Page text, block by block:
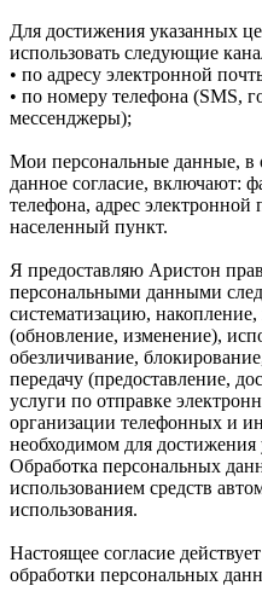
Для достижения указанных
использовать следующие
• по адресу электронной
• по номеру телефона (SMS,
мессенджеры);
Мои персональные данные, в
данное согласие, включают:
телефона, адрес
населенный пункт.
Я предоставляю Аристон
персональными данными
систематизацию,
(обновление, изменение),
обезличивание,
передачу (предоставление,
услуги по отправке
организации телефонных и
необходимом для
Обработка персональных
использованием средств
использования.
Настоящее согласие
обработки персональных